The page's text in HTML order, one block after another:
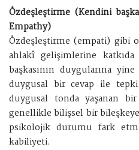
Özdeşleştirme (Kendini
Empathy)
Özdeşleştirme (empati) gibi
ahlakî gelişimlerine
başkasının duygularına
duygusal bir cevap ile
duygusal tonda yaşanan
genellikle bilişsel bir
psikolojik durumu fark
kabiliyeti.